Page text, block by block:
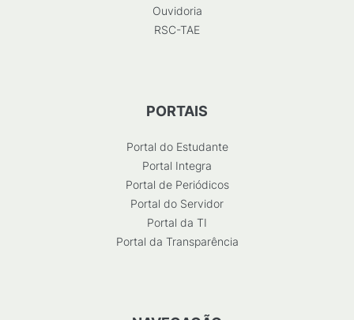
Ouvidoria
RSC-TAE
PORTAIS
Portal do Estudante
Portal Integra
Portal de Periódicos
Portal do Servidor
Portal da TI
Portal da Transparência